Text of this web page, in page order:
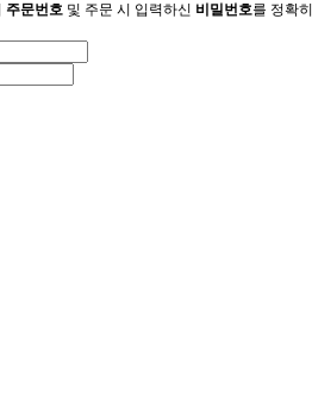
주문번호 및 주문 시 입력하신 비밀번호를 정확히